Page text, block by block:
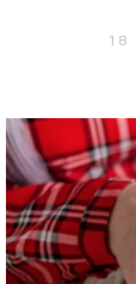
18